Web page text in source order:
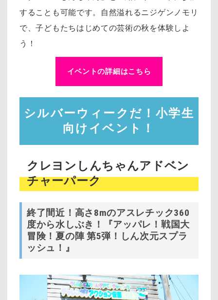
することも可能です。自然溢れるニジゲンノモリ
で、子どもたちはじめての芸術の秋を体験しよ
う！
イベントの詳細はこちら
シルバーウィークだ！小学生
向けイベント！
クレヨンしんちゃんアドベン
チャーパーク
終了間近！高さ8mのアスレチック360
度から水しぶき！
『アッパレ！戦国大
冒険！夏の陣 第5弾！しん次元スプラ
ッシュ！』